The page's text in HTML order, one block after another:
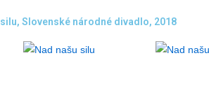
Slovenské národné divadlo, 2018